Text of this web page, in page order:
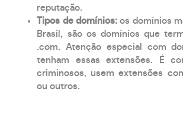
reputação.
Tipos de domínios:os domínios
Brasil, são os domínios que
.com. Atenção especial com
tenham essas extensões. É
criminosos, usem extensões
ou outros.